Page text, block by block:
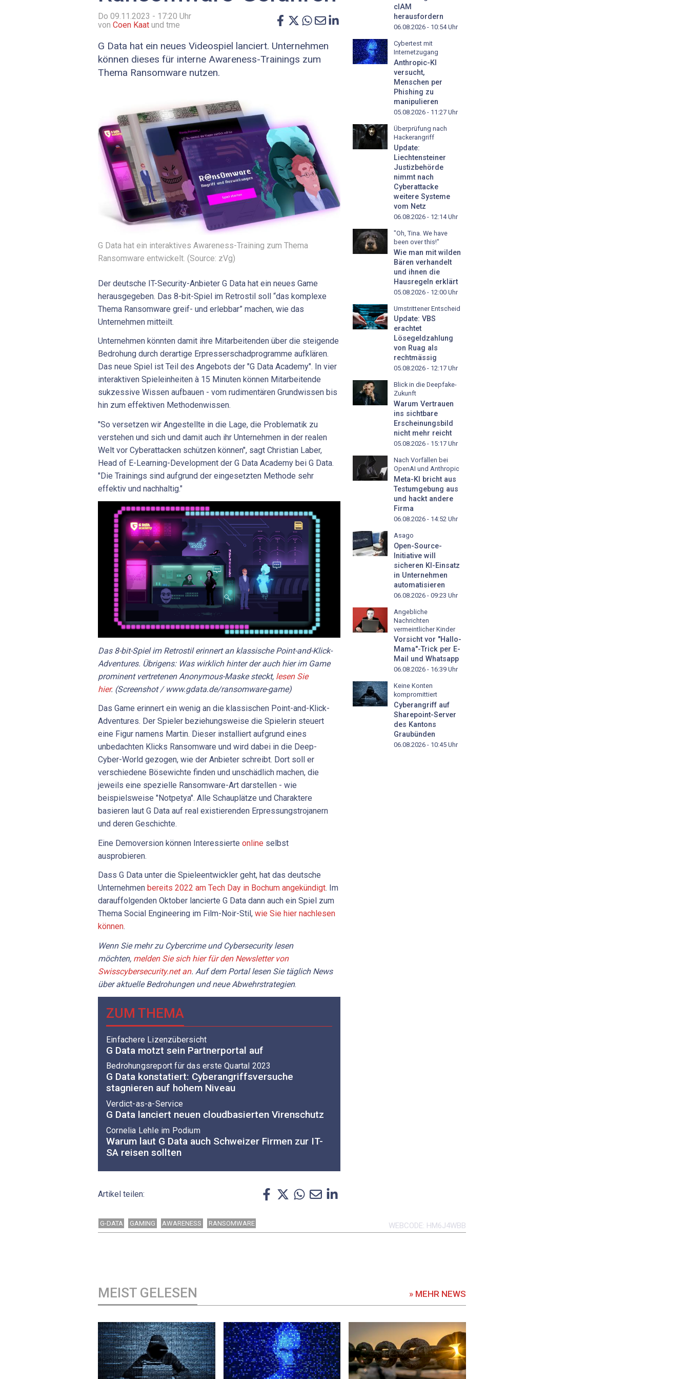
Do 09.11.2023 - 17:20 Uhr
von Coen Kaat und tme
G Data hat ein neues Videospiel lanciert. Unternehmen
können dieses für interne Awareness-Trainings zum
Thema Ransomware nutzen.
G Data hat ein interaktives Awareness-Training zum Thema
Ransomware entwickelt. (Source: zVg)
Der deutsche IT-Security-Anbieter G Data hat ein neues Game
herausgegeben. Das 8-bit-Spiel im Retrostil soll “das komplexe
Thema Ransomware greif- und erlebbar” machen, wie das
Unternehmen mitteilt.
Unternehmen könnten damit ihre Mitarbeitenden über die steigende
Bedrohung durch derartige Erpresserschadprogramme aufklären.
Das neue Spiel ist Teil des Angebots der "G Data Academy". In vier
interaktiven Spieleinheiten à 15 Minuten können Mitarbeitende
sukzessive Wissen aufbauen - vom rudimentären Grundwissen bis
hin zum effektiven Methodenwissen.
"So versetzen wir Angestellte in die Lage, die Problematik zu
verstehen und sich und damit auch ihr Unternehmen in der realen
Welt vor Cyberattacken schützen können", sagt Christian Laber,
Head of E-Learning-Development der G Data Academy bei G Data.
"Die Trainings sind aufgrund der eingesetzten Methode sehr
effektiv und nachhaltig."
Das 8-bit-Spiel im Retrostil erinnert an klassische Point-and-Klick-
Adventures. Übrigens: Was wirklich hinter der auch hier im Game
prominent vertretenen Anonymous-Maske steckt, lesen Sie
hier. (Screenshot / www.gdata.de/ransomware-game)
Das Game erinnert ein wenig an die klassischen Point-and-Klick-
Adventures. Der Spieler beziehungsweise die Spielerin steuert
eine Figur namens Martin. Dieser installiert aufgrund eines
unbedachten Klicks Ransomware und wird dabei in die Deep-
Cyber-World gezogen, wie der Anbieter schreibt. Dort soll er
verschiedene Bösewichte finden und unschädlich machen, die
jeweils eine spezielle Ransomware-Art darstellen - wie
beispielsweise "Notpetya". Alle Schauplätze und Charaktere
basieren laut G Data auf real existierenden Erpressungstrojanern
und deren Geschichte.
Eine Demoversion können Interessierte online selbst
ausprobieren.
Dass G Data unter die Spieleentwickler geht, hat das deutsche
Unternehmen bereits 2022 am Tech Day in Bochum angekündigt. Im
darauffolgenden Oktober lancierte G Data dann auch ein Spiel zum
Thema Social Engineering im Film-Noir-Stil, wie Sie hier nachlesen
können.
Wenn Sie mehr zu Cybercrime und Cybersecurity lesen
möchten, melden Sie sich hier für den Newsletter von
Swisscybersecurity.net an. Auf dem Portal lesen Sie täglich News
über aktuelle Bedrohungen und neue Abwehrstrategien.
ZUM THEMA
Einfachere Lizenzübersicht
G Data motzt sein Partnerportal auf
Bedrohungsreport für das erste Quartal 2023
G Data konstatiert: Cyberangriffsversuche
stagnieren auf hohem Niveau
Verdict-as-a-Service
G Data lanciert neuen cloudbasierten Virenschutz
Cornelia Lehle im Podium
Warum laut G Data auch Schweizer Firmen zur IT-
SA reisen sollten
Artikel teilen:
cIAM
herausfordern
06.08.2026 - 10:54Uhr
Cybertest mit
Internetzugang
Anthropic-KI
versucht,
Menschen per
Phishing zu
manipulieren
05.08.2026 - 11:27 Uhr
Überprüfung nach
Hackerangriff
Update:
Liechtensteiner
Justizbehörde
nimmt nach
Cyberattacke
weitere Systeme
vom Netz
06.08.2026 - 12:14Uhr
"Oh, Tina. We have
been over this!"
Wie man mit wilden
Bären verhandelt
und ihnen die
Hausregeln erklärt
05.08.2026 - 12:00 Uhr
Umstrittener Entscheid
Update: VBS
erachtet
Lösegeldzahlung
von Ruag als
rechtmässig
05.08.2026 - 12:17 Uhr
Blick in die Deepfake-
Zukunft
Warum Vertrauen
ins sichtbare
Erscheinungsbild
nicht mehr reicht
05.08.2026 - 15:17 Uhr
Nach Vorfällen bei
OpenAI und Anthropic
Meta-KI bricht aus
Testumgebung aus
und hackt andere
Firma
06.08.2026 - 14:52 Uhr
Asago
Open-Source-
Initiative will
sicheren KI-Einsatz
in Unternehmen
automatisieren
06.08.2026 - 09:23 Uhr
Angebliche
Nachrichten
vermeintlicher Kinder
Vorsicht vor "Hallo-
Mama"-Trick per E-
Mail und Whatsapp
06.08.2026 - 16:39 Uhr
Keine Konten
kompromittiert
Cyberangriff auf
Sharepoint-Server
des Kantons
Graubünden
06.08.2026 - 10:45 Uhr
G-DATA GAMING AWARENESS RANSOMWARE WEBCODE HM6J4WBB
MEIST GELESEN » MEHR NEWS